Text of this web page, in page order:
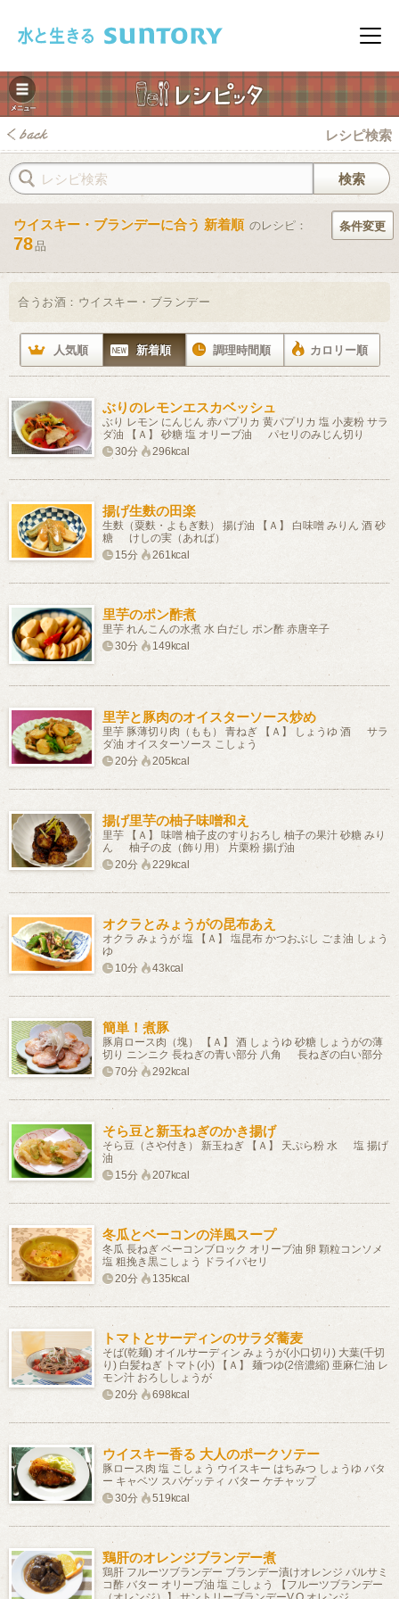
メニ
レシピ
レシピ検索
ウイスキー・ブランデーに合う 新着順 のレシピ：
78品
条件変更
合うお酒： ウイスキー・ブランデー
人気順 新着順 調理時間順 カロリー順
ぶりのレモンエスカベッシュ
ぶり レモン にんじん 赤パプリカ 黄パプリカ 塩 小麦粉 サラ
ダ油 【Ａ】 砂糖 塩 オリーブ油 パセリのみじん切り
30分
296kcal
揚げ生麩の田楽
生麩（粟麩・よもぎ麩） 揚げ油 【Ａ】 白味噌 みりん 酒 砂
糖 けしの実（あれば）
15分
261kcal
里芋のポン酢煮
里芋 れんこんの水煮 水 白だし ポン酢 赤唐辛子
30分
149kcal
里芋と豚肉のオイスターソース炒め
里芋 豚薄切り肉（もも） 青ねぎ 【Ａ】 しょうゆ 酒 サラ
ダ油 オイスターソース こしょう
20分
205kcal
揚げ里芋の柚子味噌和え
里芋 【Ａ】 味噌 柚子皮のすりおろし 柚子の果汁 砂糖 みり
ん 柚子の皮（飾り用） 片栗粉 揚げ油
20分
229kcal
オクラとみょうがの昆布あえ
オクラ みょうが 塩 【Ａ】 塩昆布 かつおぶし ごま油 しょう
ゆ
10分
43kcal
簡単！煮豚
豚肩ロース肉（塊） 【Ａ】 酒 しょうゆ 砂糖 しょうがの薄
切り ニンニク 長ねぎの青い部分 八角 長ねぎの白い部分
70分
292kcal
そら豆と新玉ねぎのかき揚げ
そら豆（さや付き） 新玉ねぎ 【Ａ】 天ぷら粉 水 塩 揚げ
油
15分
207kcal
冬瓜とベーコンの洋風スープ
冬瓜 長ねぎ ベーコンブロック オリーブ油 卵 顆粒コンソメ
塩 粗挽き黒こしょう ドライパセリ
20分
135kcal
トマトとサーディンのサラダ蕎麦
そば(乾麺) オイルサーディン みょうが(小口切り) 大葉(千切
り) 白髪ねぎ トマト(小) 【Ａ】 麺つゆ(2倍濃縮) 亜麻仁油 レ
モン汁 おろししょうが
20分
698kcal
ウイスキー香る 大人のポークソテー
豚ロース肉 塩 こしょう ウイスキー はちみつ しょうゆ バタ
ー キャベツ スパゲッティ バター ケチャップ
30分
519kcal
鶏肝のオレンジブランデー煮
鶏肝 フルーツブランデー ブランデー漬けオレンジ バルサミ
コ酢 バター オリーブ油 塩 こしょう 【フルーツブランデー